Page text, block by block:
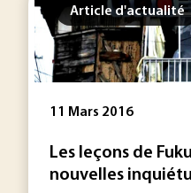
Article d'actualité
11 Mars 2016
Les leçons de
nouvelles